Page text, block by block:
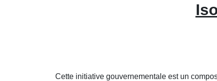
Cette initiative gouvernementale est un